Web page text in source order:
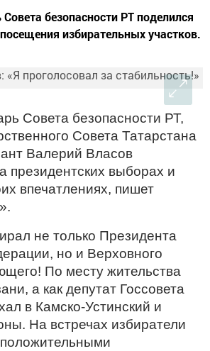
безопасности РТ поделился
избирательных участков.
Совета безопасности РТ,
Совета Татарстана
Валерий Власов
президентских выборах и
впечатлениях, пишет
не только Президента
но и Верховного
По месту жительства
а как депутат Госсовета
в Камско-Устинский и
На встречах избиратели